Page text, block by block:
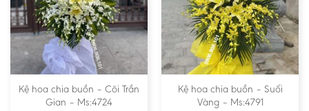
Kệ hoa chia buồn – Cõi Trần
Gian – Ms:4724
Kệ hoa chia buồn – Suối
Vàng – Ms:4791